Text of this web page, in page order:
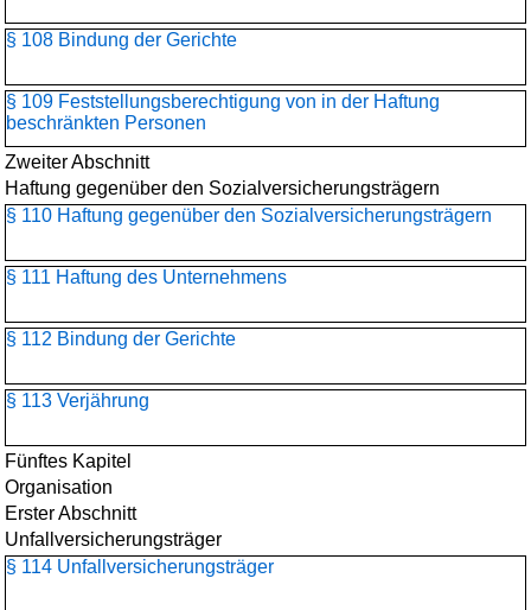
§ 108 Bindung der Gerichte
§ 109 Feststellungsberechtigung von in der Haftung
beschränkten Personen
Zweiter Abschnitt
Haftung gegenüber den Sozialversicherungsträgern
§ 110 Haftung gegenüber den Sozialversicherungsträgern
§ 111 Haftung des Unternehmens
§ 112 Bindung der Gerichte
§ 113 Verjährung
Fünftes Kapitel
Organisation
Erster Abschnitt
Unfallversicherungsträger
§ 114 Unfallversicherungsträger